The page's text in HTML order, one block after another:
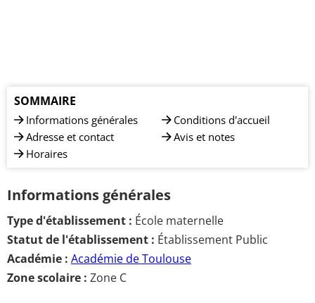
SOMMAIRE
Informations générales
Adresse et contact
Horaires
Conditions d'accueil
Avis et notes
Informations générales
Type d'établissement : École maternelle
Statut de l'établissement : Établissement Public
Académie : Académie de Toulouse
Zone scolaire : Zone C